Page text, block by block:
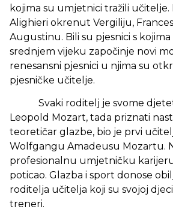
kojima su umjetnici tražili učitelje.
Alighieri okrenut Vergiliju,
Augustinu. Bili su pjesnici s
srednjem vijeku započinje novi
renesansni pjesnici u njima su
pjesničke učitelje.
Svaki roditelj je svome
Leopold Mozart, tada priznati
teoretičar glazbe, bio je prvi
Wolfgangu Amadeusu Mozartu.
profesionalnu umjetničku
poticao. Glazba i sport donose
roditelja učitelja koji su svojoj
treneri.